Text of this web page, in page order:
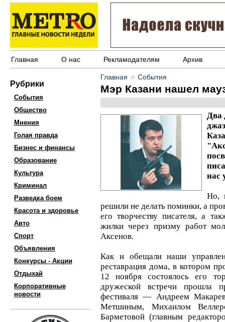
Главная О нас Рекламодателям Архив
Рубрики
События
Общество
Мнения
Голая правда
Бизнес и финансы
Образование
Культура
Криминал
Разведка боем
Красота и здоровье
Авто
Спорт
Объявления
Конкурсы - Акции
Отдыхай
Корпоративные
новости
Главная » События
Мэр Казани нашел
Два
нас
Но,
решили не делать поминки, а
его творчеству писателя, а
жилки через призму работ
Аксенов.
Как и обещали наши
реставрация дома, в котором
12 ноября состоялось его
дружеской встречи прошла
фестиваля — Андреем
Метшиным, Михаилом
Барметовой (главным